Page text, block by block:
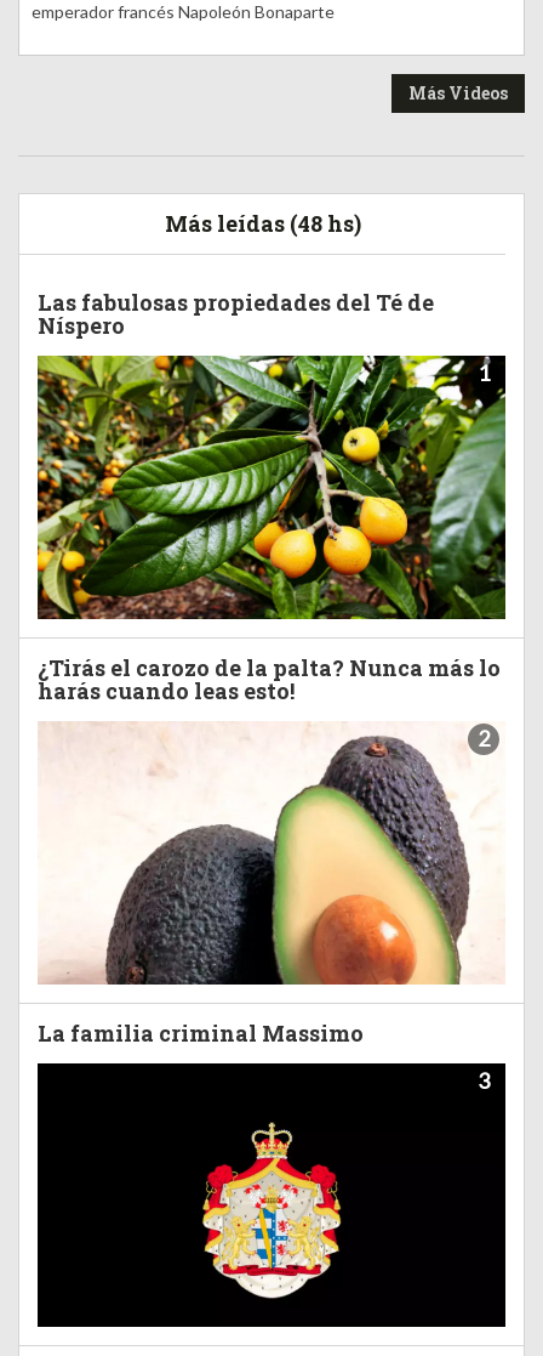
emperador francés Napoleón Bonaparte
Más Videos
Más leídas (48 hs)
Las fabulosas propiedades del Té de
Níspero
1
¿Tirás el carozo de la palta? Nunca más lo
harás cuando leas esto!
2
La familia criminal Massimo
3